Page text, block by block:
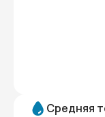
Средняя